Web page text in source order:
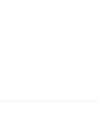
De Belgische
prachtig abstract,